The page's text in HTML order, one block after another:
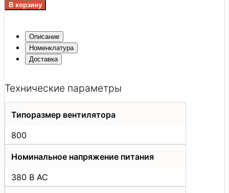
Описание
Номенклатура
Доставка
Технические параметры
Типоразмер вентилятора
800
Номинальное напряжение питания
380 В АС